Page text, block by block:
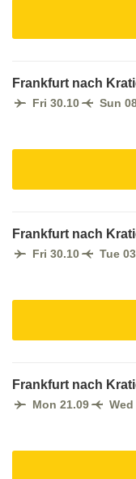
Frankfurt nach
Fri 30.10 Sun
Frankfurt nach
Fri 30.10 Tue
Frankfurt nach
Mon 21.09 Wed